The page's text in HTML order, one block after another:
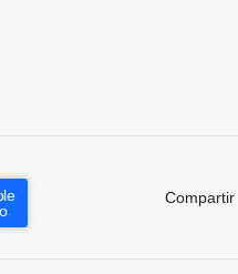
Compartir